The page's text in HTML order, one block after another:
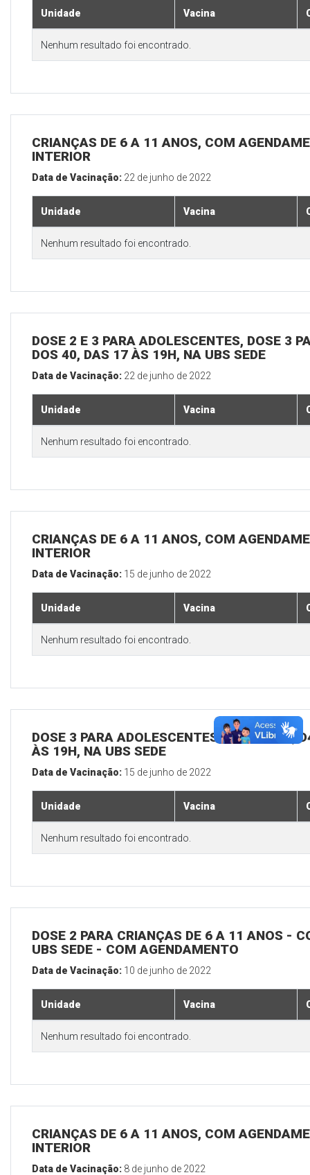
Unidade Vacina
Nenhum resultado foi encontrado.
CRIANÇAS DE 6 A 11 ANOS, COM
INTERIOR
Data de Vacinação: 22 de junho de 2022
Unidade Vacina
Nenhum resultado foi encontrado.
DOSE 2 E 3 PARA ADOLESCENTES, DOSE 3
DOS 40, DAS 17 ÀS 19H, NA UBS SEDE
Data de Vacinação: 22 de junho de 2022
Unidade Vacina
Nenhum resultado foi encontrado.
CRIANÇAS DE 6 A 11 ANOS, COM
INTERIOR
Data de Vacinação: 15 de junho de 2022
Unidade Vacina
Nenhum resultado foi encontrado.
DOSE 3 PARA ADOLESCENTES E ADULTOS,
ÀS 19H, NA UBS SEDE
Data de Vacinação: 15 de junho de 2022
Unidade Vacina
Nenhum resultado foi encontrado.
DOSE 2 PARA CRIANÇAS DE 6 A 11 ANOS -
UBS SEDE - COM AGENDAMENTO
Data de Vacinação: 10 de junho de 2022
Unidade Vacina
Nenhum resultado foi encontrado.
CRIANÇAS DE 6 A 11 ANOS, COM
INTERIOR
Data de Vacinação: 8 de junho de 2022